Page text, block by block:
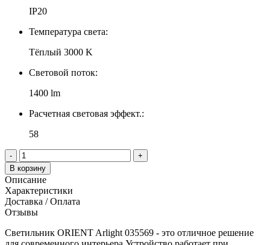
IP20
Температура света:
Тёплый 3000 K
Световой поток:
1400 lm
Расчетная световая эффект.:
58
-
+
В корзину
Описание
Характеристики
Доставка / Оплата
Отзывы
Светильник ORIENT Arlight 035569 - это отличное решение